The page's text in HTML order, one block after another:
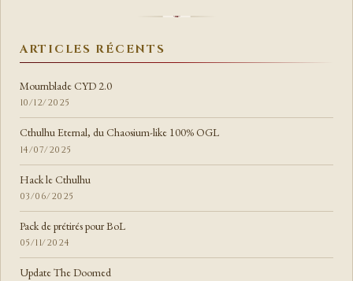
ARTICLES RÉCENTS
Mournblade CYD 2.0
10/12/2025
Cthulhu Eternal, du Chaosium-like 100% OGL
14/07/2025
Hack le Cthulhu
03/06/2025
Pack de prétirés pour BoL
05/11/2024
Update The Doomed